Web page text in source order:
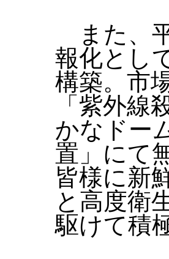
また、
報化とし
構築。市
「紫外線
かなドー
置」にて
皆様に新
と高度衛
駆けて積